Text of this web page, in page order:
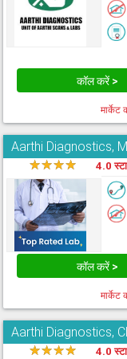
कॉल करें >
मार्केट
Aarthi Diagnostics,
★★★★ 4.0
कॉल करें >
मार्केट
Aarthi Diagnostics,
★★★★ 4.0